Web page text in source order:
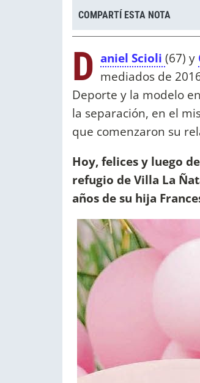
COMPARTÍ ESTA NOTA
D aniel Scioli (67) y
mediados de
Deporte y la modelo
la separación, en el
que comenzaron su
Hoy, felices y luego
refugio de Villa La
años de su hija